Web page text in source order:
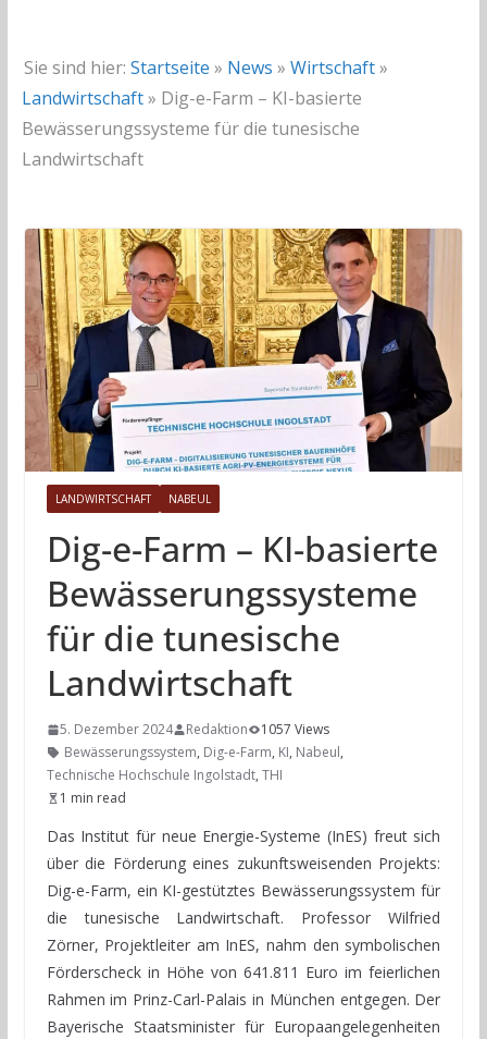
Sie sind hier: Startseite » News » Wirtschaft»
Landwirtschaft» Dig-e-Farm – KI-basierte
Bewässerungssysteme für die tunesische
Landwirtschaft
LANDWIRTSCHAFT NABEUL
Dig-e-Farm – KI-basierte
Bewässerungssysteme
für die tunesische
Landwirtschaft
5. Dezember 2024 Redaktion
1057 Views
Bewässerungssystem, Dig-e-Farm, KI, Nabeul,
Technische Hochschule Ingolstadt, THI
1 min read
Das Institut für neue Energie-Systeme (InES) freut sich
über die Förderung eines zukunftsweisenden Projekts:
Dig-e-Farm, ein KI-gestütztes Bewässerungssystem für
die tunesische Landwirtschaft. Professor Wilfried
Zörner, Projektleiter am InES, nahm den symbolischen
Förderscheck in Höhe von 641.811 Euro im feierlichen
Rahmen im Prinz-Carl-Palais in München entgegen. Der
Bayerische Staatsminister für Europaangelegenheiten